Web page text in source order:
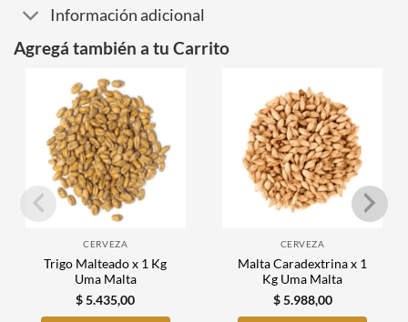
Información adicional
Agregá también a tu Carrito
CERVEZA
Trigo Malteado x 1 Kg
Uma Malta
$5.435,00
CERVEZA
Malta Caradextrina x 1
Kg Uma Malta
$5.988,00